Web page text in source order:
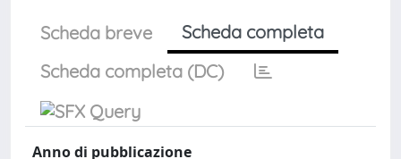
Scheda breve
Scheda completa
Scheda completa (DC)
Anno di pubblicazione